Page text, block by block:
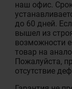
наш офис.
до 60 дней.
вышел из
возможности
товар на
Пожалуйста,
отсутствие